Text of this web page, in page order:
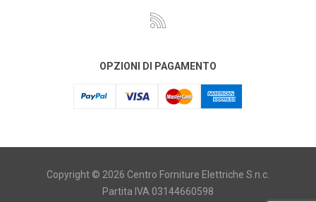
OPZIONI DI PAGAMENTO
Copyright © 2026 Centro Forniture Elettriche S.n.c.
Partita IVA 03144660598